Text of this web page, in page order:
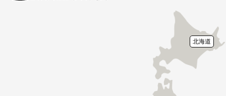
北海道